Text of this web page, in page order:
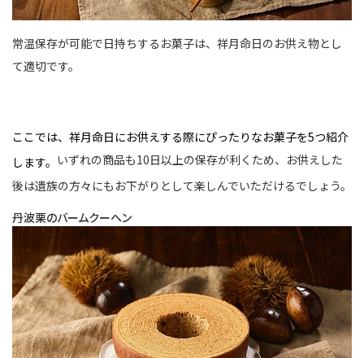
常温保存が可能で日持ちするお菓子は、祥月命日のお供え物とし
て適切です。
ここでは、祥月命日にお供えする際にぴったりなお菓子を5つ紹介
します。 いずれの商品も10日以上の保存が利くため、お供えした
後は遺族の方々にもお下がりとして楽しんでいただけるでしょう。
丹波栗のバームクーヘン